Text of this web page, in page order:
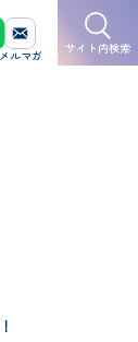
サイト内検索